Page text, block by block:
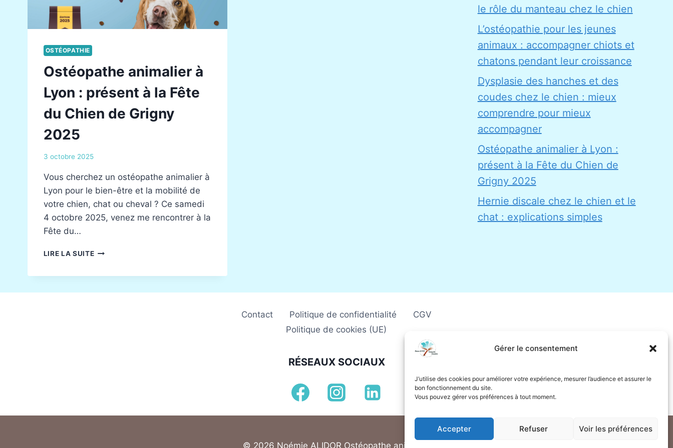
Gérer le consentement
J’utilise des cookies pour améliorer votre expérience, mesurer l’audience et assurer le
bon fonctionnement du site.
Vous pouvez gérer vos préférences à tout moment.
Accepter Refuser Voir les préférences
OSTÉOPATHIE
Ostéopathe animalier à
Lyon : présent à la Fête
du Chien de Grigny
2025
3 octobre 2025
Vous cherchez un ostéopathe animalier à
Lyon pour le bien-être et la mobilité de
votre chien, chat ou cheval ? Ce samedi
4 octobre 2025, venez me rencontrer à la
Fête du…
LIRE LA SUITE OSTÉOPATHE
:
le rôle du manteau chez le chien
L’ostéopathie pour les jeunes
animaux : accompagner chiots et
chatons pendant leur croissance
Dysplasie des hanches et des
coudes chez le chien : mieux
comprendre pour mieux
accompagner
Ostéopathe animalier à Lyon :
présent à la Fête du Chien de
Grigny 2025
Hernie discale chez le chien et le
chat : explications simples
Contact Politique de confidentialité
CGV
Politique de cookies (UE)
RÉSEAUX SOCIAUX
© 2026 Noémie ALIDOR Ostéopathe animalier